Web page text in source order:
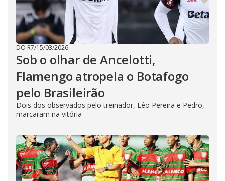
DO R7/15/03/2026
Sob o olhar de Ancelotti,
Flamengo atropela o Botafogo
pelo Brasileirão
Dois dos observados pelo treinador, Léo Pereira e Pedro,
marcaram na vitória